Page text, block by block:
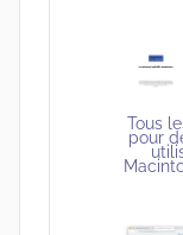
Tous
pour